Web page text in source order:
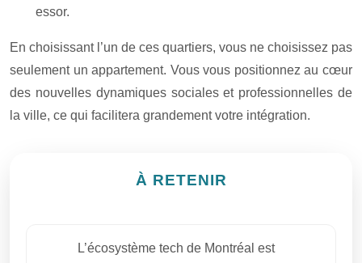
essor.
En choisissant l’un de ces quartiers, vous ne choisissez pas
seulement un appartement. Vous vous positionnez au cœur
des nouvelles dynamiques sociales et professionnelles de
la ville, ce qui facilitera grandement votre intégration.
À RETENIR
L’écosystème tech de Montréal est